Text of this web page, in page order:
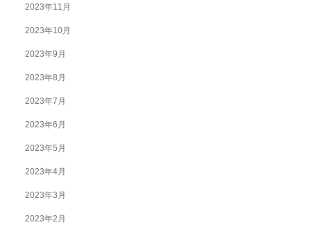
2023年11月
2023年10月
2023年9月
2023年8月
2023年7月
2023年6月
2023年5月
2023年4月
2023年3月
2023年2月